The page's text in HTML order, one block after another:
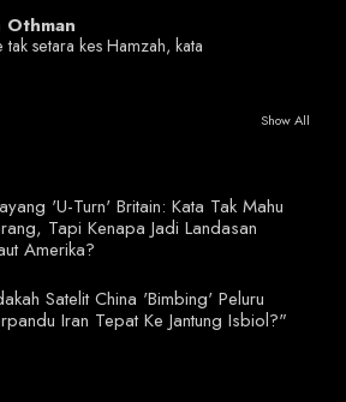
Othman
setara kes Hamzah, kata
Show All
'U-Turn' Britain: Kata Tak Mahu
Tapi Kenapa Jadi Landasan
Amerika?
Satelit China 'Bimbing' Peluru
Iran Tepat Ke Jantung Isbiol?"